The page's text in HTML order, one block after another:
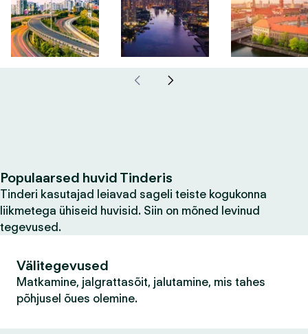
Populaarsed huvid Tinderis
Tinderi kasutajad leiavad sageli teiste kogukonna
liikmetega ühiseid huvisid. Siin on mõned levinud
tegevused.
Välitegevused
Matkamine, jalgrattasõit, jalutamine, mis tahes
põhjusel õues olemine.